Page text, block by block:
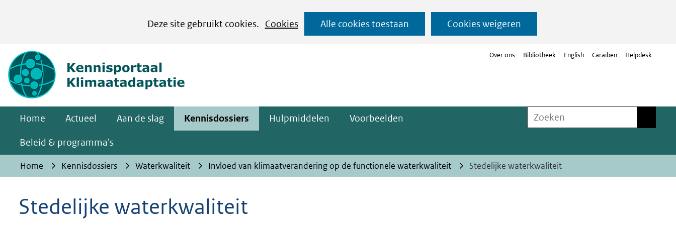
Deze site gebruikt cookies.
Cookies
kan
het
gebruik
van
cookies
deze
website
toegestaan
Alle cookies toestaan Cookies weigeren
Ga
naar
Over ons Bibliotheek English Caraïben Helpdesk
Home Actueel Aan de slag Kennisdossiers Hulpmiddelen Voorbeelden
Beleid & programma's
Zoeken
Home Kennisdossiers Waterkwaliteit Invloed van klimaatverandering op de functionele waterkwaliteit Stedelijke waterkwaliteit
Stedelijke waterkwaliteit